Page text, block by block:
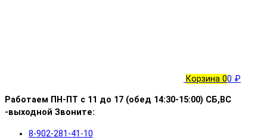
Корзина 00 ₽
Работаем ПН-ПТ с 11 до 17 (обед 14:30-15:00) СБ,ВС
-выходной Звоните:
8-902-281-41-10